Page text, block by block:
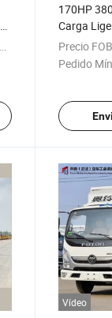
/ Pieza
170HP
Carga
Distancia
Precio
Pedido
Vídeo